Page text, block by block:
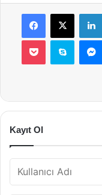
Facebook
X
Pocket Skype
Kayıt Ol